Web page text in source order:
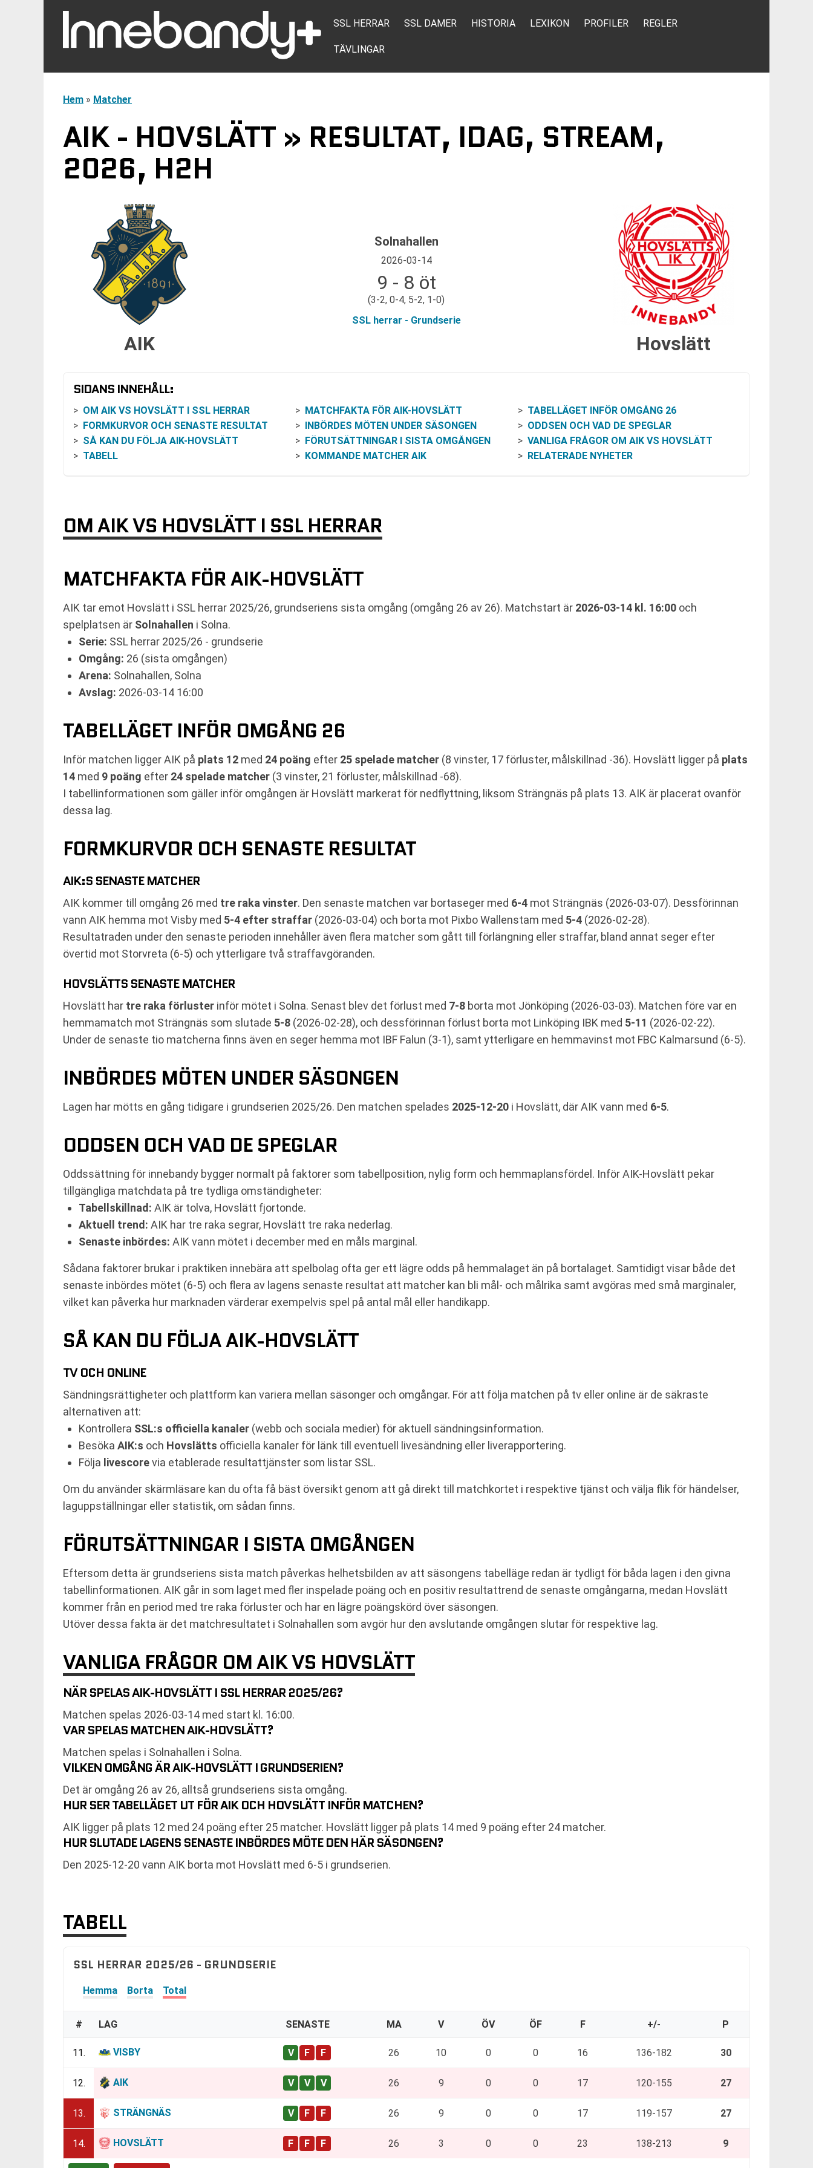
SSL HERRAR SSL DAMER HISTORIA LEXIKON PROFILER REGLER
TÄVLINGAR
Hem » Matcher
AIK - HOVSLÄTT » RESULTAT, IDAG, STREAM,
2026, H2H
AIK
Solnahallen
2026-03-14
9 - 8 öt
(3-2, 0-4, 5-2, 1-0)
SSL herrar - Grundserie
Hovslätt
SIDANS INNEHÅLL:
OM AIK VS HOVSLÄTT I SSL HERRAR MATCHFAKTA FÖR AIK-HOVSLÄTT
TABELLÄGET INFÖR OMGÅNG 26
FORMKURVOR OCH SENASTE RESULTAT
INBÖRDES MÖTEN UNDER SÄSONGEN
ODDSEN OCH VAD DE SPEGLAR
SÅ KAN DU FÖLJA AIK-HOVSLÄTT
FÖRUTSÄTTNINGAR I SISTA OMGÅNGEN
VANLIGA FRÅGOR OM AIK VS HOVSLÄTT
TABELL
KOMMANDE MATCHER AIK RELATERADE NYHETER
OM AIK VS HOVSLÄTT I SSL HERRAR
MATCHFAKTA FÖR AIK-HOVSLÄTT
AIK tar emot Hovslätt i SSL herrar 2025/26, grundseriens sista omgång (omgång 26 av 26). Matchstart är 2026-03-14 kl. 16:00 och
spelplatsen är Solnahallen i Solna.
Serie: SSL herrar 2025/26 - grundserie
Omgång: 26 (sista omgången)
Arena: Solnahallen, Solna
Avslag: 2026-03-14 16:00
TABELLÄGET INFÖR OMGÅNG 26
Inför matchen ligger AIK på plats 12 med 24 poäng efter 25 spelade matcher (8 vinster, 17 förluster, målskillnad -36). Hovslätt ligger på plats
14 med 9 poäng efter 24 spelade matcher (3 vinster, 21 förluster, målskillnad -68).
I tabellinformationen som gäller inför omgången är Hovslätt markerat för nedflyttning, liksom Strängnäs på plats 13. AIK är placerat ovanför
dessa lag.
FORMKURVOR OCH SENASTE RESULTAT
AIK:S SENASTE MATCHER
AIK kommer till omgång 26 med tre raka vinster. Den senaste matchen var bortaseger med 6-4 mot Strängnäs (2026-03-07). Dessförinnan
vann AIK hemma mot Visby med 5-4 efter straffar (2026-03-04) och borta mot Pixbo Wallenstam med 5-4 (2026-02-28).
Resultatraden under den senaste perioden innehåller även flera matcher som gått till förlängning eller straffar, bland annat seger efter
övertid mot Storvreta (6-5) och ytterligare två straffavgöranden.
HOVSLÄTTS SENASTE MATCHER
Hovslätt har tre raka förluster inför mötet i Solna. Senast blev det förlust med 7-8 borta mot Jönköping (2026-03-03). Matchen före var en
hemmamatch mot Strängnäs som slutade 5-8 (2026-02-28), och dessförinnan förlust borta mot Linköping IBK med 5-11 (2026-02-22).
Under de senaste tio matcherna finns även en seger hemma mot IBF Falun (3-1), samt ytterligare en hemmavinst mot FBC Kalmarsund (6-5).
INBÖRDES MÖTEN UNDER SÄSONGEN
Lagen har mötts en gång tidigare i grundserien 2025/26. Den matchen spelades 2025-12-20 i Hovslätt, där AIK vann med 6-5.
ODDSEN OCH VAD DE SPEGLAR
Oddssättning för innebandy bygger normalt på faktorer som tabellposition, nylig form och hemmaplansfördel. Inför AIK-Hovslätt pekar
tillgängliga matchdata på tre tydliga omständigheter:
Tabellskillnad: AIK är tolva, Hovslätt fjortonde.
Aktuell trend: AIK har tre raka segrar, Hovslätt tre raka nederlag.
Senaste inbördes: AIK vann mötet i december med en måls marginal.
Sådana faktorer brukar i praktiken innebära att spelbolag ofta ger ett lägre odds på hemmalaget än på bortalaget. Samtidigt visar både det
senaste inbördes mötet (6-5) och flera av lagens senaste resultat att matcher kan bli mål- och målrika samt avgöras med små marginaler,
vilket kan påverka hur marknaden värderar exempelvis spel på antal mål eller handikapp.
SÅ KAN DU FÖLJA AIK-HOVSLÄTT
TV OCH ONLINE
Sändningsrättigheter och plattform kan variera mellan säsonger och omgångar. För att följa matchen på tv eller online är de säkraste
alternativen att:
Kontrollera SSL:s officiella kanaler (webb och sociala medier) för aktuell sändningsinformation.
Besöka AIK:s och Hovslätts officiella kanaler för länk till eventuell livesändning eller liverapportering.
Följa livescorevia etablerade resultattjänster som listar SSL.
Om du använder skärmläsare kan du ofta få bäst översikt genom att gå direkt till matchkortet i respektive tjänst och välja flik för händelser,
laguppställningar eller statistik, om sådan finns.
FÖRUTSÄTTNINGAR I SISTA OMGÅNGEN
Eftersom detta är grundseriens sista match påverkas helhetsbilden av att säsongens tabelläge redan är tydligt för båda lagen i den givna
tabellinformationen. AIK går in som laget med fler inspelade poäng och en positiv resultattrend de senaste omgångarna, medan Hovslätt
kommer från en period med tre raka förluster och har en lägre poängskörd över säsongen.
Utöver dessa fakta är det matchresultatet i Solnahallen som avgör hur den avslutande omgången slutar för respektive lag.
VANLIGA FRÅGOR OM AIK VS HOVSLÄTT
NÄR SPELAS AIK-HOVSLÄTT I SSL HERRAR 2025/26?
Matchen spelas 2026-03-14 med start kl. 16:00.
VAR SPELAS MATCHEN AIK-HOVSLÄTT?
Matchen spelas i Solnahallen i Solna.
VILKEN OMGÅNG ÄR AIK-HOVSLÄTT I GRUNDSERIEN?
Det är omgång 26 av 26, alltså grundseriens sista omgång.
HUR SER TABELLÄGET UT FÖR AIK OCH HOVSLÄTT INFÖR MATCHEN?
AIK ligger på plats 12 med 24 poäng efter 25 matcher. Hovslätt ligger på plats 14 med 9 poäng efter 24 matcher.
HUR SLUTADE LAGENS SENASTE INBÖRDES MÖTE DEN HÄR SÄSONGEN?
Den 2025-12-20 vann AIK borta mot Hovslätt med 6-5 i grundserien.
TABELL
SSL HERRAR 2025/26 - GRUNDSERIE
Hemma Borta Total
# LAG SENASTE MA V ÖV ÖF F +/- P
11. VISBY 26 10 0 0 16 136-182 30
12. AIK 26 9 0 0 17 120-155 27
13. STRÄNGNÄS 26 9 0 0 17 119-157 27
14. HOVSLÄTT 26 3 0 0 23 138-213 9